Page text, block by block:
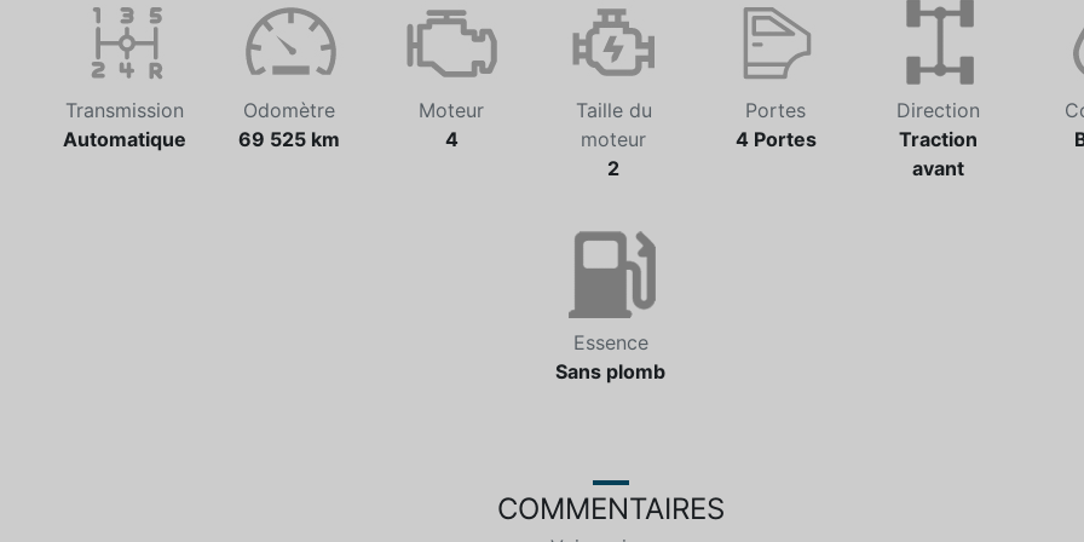
Transmission
Automatique
Odomètre
69 525 km
Moteur
4
Taille du
moteur
2
Portes
4 Portes
Direction
Traction
avant
Essence
Sans plomb
COMMENTAIRES